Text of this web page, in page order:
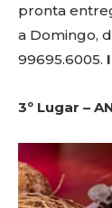
pronta
a Domingo,
99695.6005.
3º Lugar –